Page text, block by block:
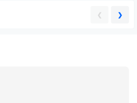
❮ ❯